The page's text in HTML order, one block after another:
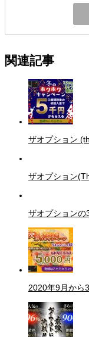
関連記事
ザオプション
ザオプション
ザオプションの
2020年9月から